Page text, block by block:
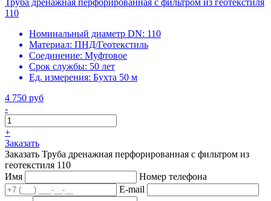
Труба дренажная перфорированная с фильтром из геотекстиля
110
Номинальный диаметр DN: 110
Материал: ПНД/Геотекстиль
Соединение: Муфтовое
Срок службы: 50 лет
Ед. измерения: Бухта 50 м
4 750 руб
-
+
Заказать
Заказать Труба дренажная перфорированная с фильтром из
геотекстиля 110
Имя
Номер телефона
E-mail